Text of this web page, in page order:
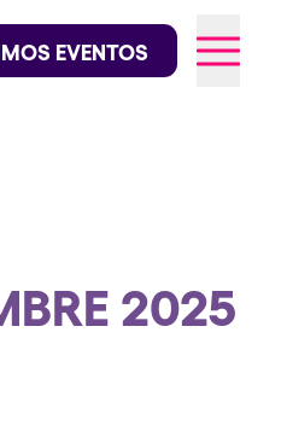
Instagram
en TikTok
EVENTOS
2025